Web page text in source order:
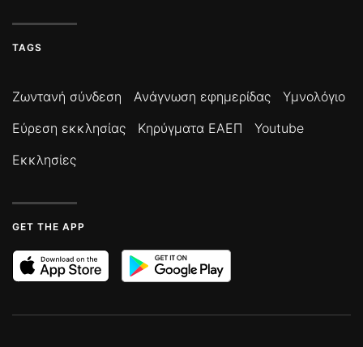
TAGS
Ζωντανή σύνδεση Ανάγνωση εφημερίδας
Υμνολόγιο
Εύρεση εκκλησίας
Κηρύγματα ΕΑΕΠ
Youtube
Εκκλησίες
GET THE APP